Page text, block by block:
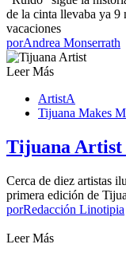
de la cinta llevaba ya 9
vacaciones
porAndrea Monserrath
Leer Más
ArtistA
Tijuana Makes
Tijuana Artist
Cerca de diez artistas
primera edición de
porRedacción Linotipia
Leer Más